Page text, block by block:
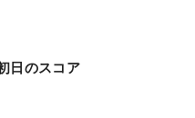
ら流れが悪くなり、7
きれず3連続ボギーを
日のスコア